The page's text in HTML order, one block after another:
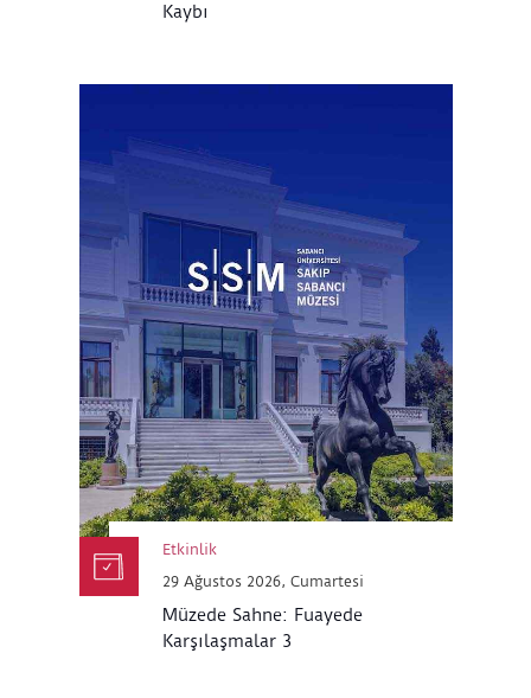
Kaybı
Etkinlik
29 Ağustos 2026, Cumartesi
Müzede Sahne: Fuayede
Karşılaşmalar 3